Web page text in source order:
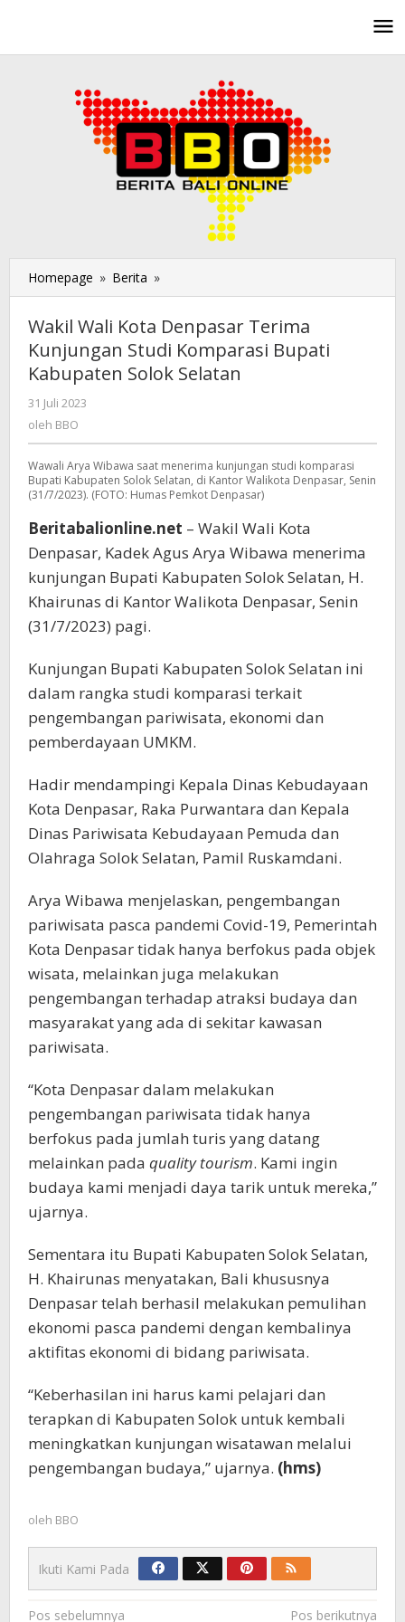
Homepage » Berita »
Wali
Denpasar
Terima
Kunjungan
Kabupaten
Solok
Selatan
Wakil Wali Kota Denpasar Terima
Kunjungan Studi Komparasi Bupati
Kabupaten Solok Selatan
31 Juli 2023
oleh BBO
Wawali Arya Wibawa saat menerima kunjungan studi komparasi
Bupati Kabupaten Solok Selatan, di Kantor Walikota Denpasar, Senin
(31/7/2023). (FOTO: Humas Pemkot Denpasar)
Beritabalionline.net – Wakil Wali Kota
Denpasar, Kadek Agus Arya Wibawa menerima
kunjungan Bupati Kabupaten Solok Selatan, H.
Khairunas di Kantor Walikota Denpasar, Senin
(31/7/2023) pagi.
Kunjungan Bupati Kabupaten Solok Selatan ini
dalam rangka studi komparasi terkait
pengembangan pariwisata, ekonomi dan
pemberdayaan UMKM.
Hadir mendampingi Kepala Dinas Kebudayaan
Kota Denpasar, Raka Purwantara dan Kepala
Dinas Pariwisata Kebudayaan Pemuda dan
Olahraga Solok Selatan, Pamil Ruskamdani.
Arya Wibawa menjelaskan, pengembangan
pariwisata pasca pandemi Covid-19, Pemerintah
Kota Denpasar tidak hanya berfokus pada objek
wisata, melainkan juga melakukan
pengembangan terhadap atraksi budaya dan
masyarakat yang ada di sekitar kawasan
pariwisata.
“Kota Denpasar dalam melakukan
pengembangan pariwisata tidak hanya
berfokus pada jumlah turis yang datang
melainkan pada quality tourism. Kami ingin
budaya kami menjadi daya tarik untuk mereka,”
ujarnya.
Sementara itu Bupati Kabupaten Solok Selatan,
H. Khairunas menyatakan, Bali khususnya
Denpasar telah berhasil melakukan pemulihan
ekonomi pasca pandemi dengan kembalinya
aktifitas ekonomi di bidang pariwisata.
“Keberhasilan ini harus kami pelajari dan
terapkan di Kabupaten Solok untuk kembali
meningkatkan kunjungan wisatawan melalui
pengembangan budaya,” ujarnya. (hms)
oleh BBO
Ikuti Kami Pada
Pos sebelumnya Pos berikutnya